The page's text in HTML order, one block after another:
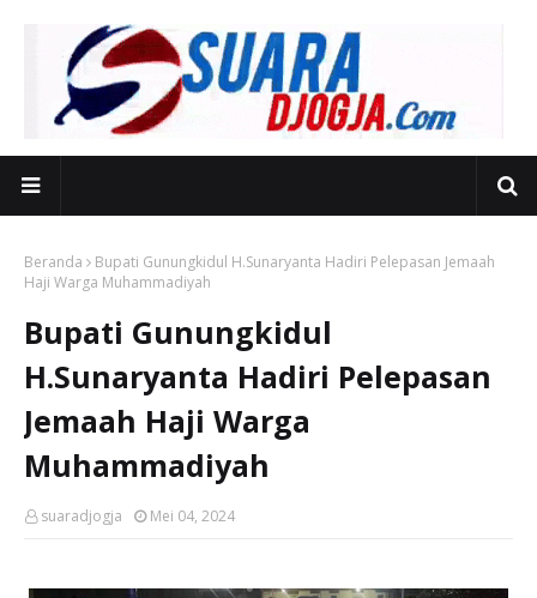
Beranda
Bupati Gunungkidul H.Sunaryanta Hadiri Pelepasan Jemaah
Haji Warga Muhammadiyah
Bupati Gunungkidul
H.Sunaryanta Hadiri Pelepasan
Jemaah Haji Warga
Muhammadiyah
suaradjogja Mei 04, 2024